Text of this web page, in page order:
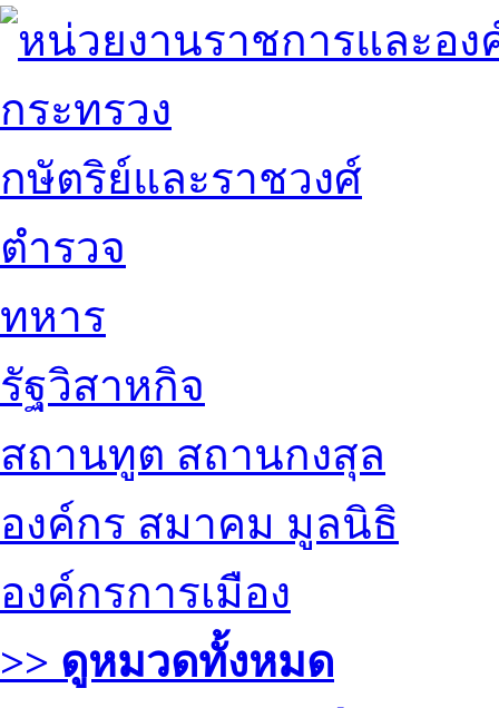
กระทรวง
กษัตริย์และราชวงศ์
ตำรวจ
ทหาร
รัฐวิสาหกิจ
สถานทูต สถานกงสุล
องค์กร สมาคม มูลนิธิ
องค์กรการเมือง
>> ดูหมวดทั้งหมด